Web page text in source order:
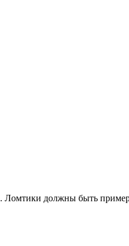
Ломтики должны быть